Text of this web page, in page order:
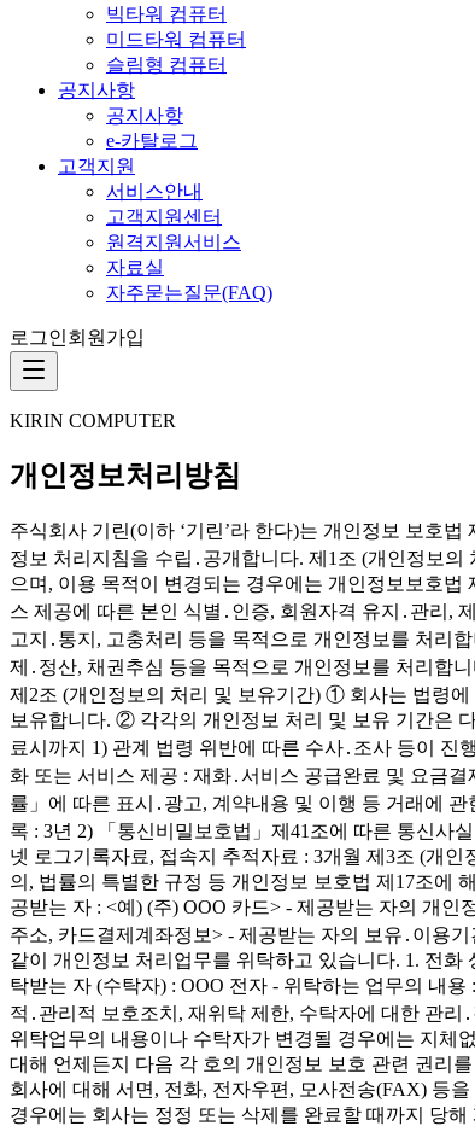
빅타워 컴퓨터
미드타워 컴퓨터
슬림형 컴퓨터
공지사항
공지사항
e-카탈로그
고객지원
서비스안내
고객지원센터
원격지원서비스
자료실
자주묻는질문(FAQ)
로그인회원가입
KIRIN COMPUTER
개인정보처리방침
주식회사 기린(이하 ‘기린’라 한다)는 개인정보 보호
정보 처리지침을 수립․공개합니다. 제1조 (개인정보
으며, 이용 목적이 변경되는 경우에는 개인정보보호법
스 제공에 따른 본인 식별․인증, 회원자격 유지․관리,
고지․통지, 고충처리 등을 목적으로 개인정보를 처리
제․정산, 채권추심 등을 목적으로 개인정보를 처리합
제2조 (개인정보의 처리 및 보유기간) ① 회사는 법령
보유합니다. ② 각각의 개인정보 처리 및 보유 기간은
료시까지 1) 관계 법령 위반에 따른 수사․조사 등이 진
화 또는 서비스 제공 : 재화․서비스 공급완료 및 요금
률」에 따른 표시․광고, 계약내용 및 이행 등 거래에
록 : 3년 2) 「통신비밀보호법」제41조에 따른 통신사
넷 로그기록자료, 접속지 추적자료 : 3개월 제3조 (개
의, 법률의 특별한 규정 등 개인정보 보호법 제17조에
공받는 자 : <예) (주) OOO 카드> - 제공받는 자의 개
주소, 카드결제계좌정보> - 제공받는 자의 보유․이용
같이 개인정보 처리업무를 위탁하고 있습니다. 1. 전화
탁받는 자 (수탁자) : OOO 전자 - 위탁하는 업무의 내
적․관리적 보호조치, 재위탁 제한, 수탁자에 대한 관
위탁업무의 내용이나 수탁자가 변경될 경우에는 지체
대해 언제든지 다음 각 호의 개인정보 보호 관련 권리
회사에 대해 서면, 전화, 전자우편, 모사전송(FAX) 등
경우에는 회사는 정정 또는 삭제를 완료할 때까지 당